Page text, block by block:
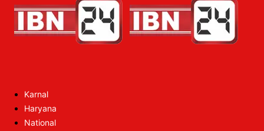
Karnal
Haryana
National